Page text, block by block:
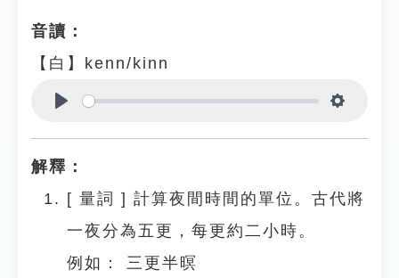
音讀：
【白】kenn/kinn
解釋：
[ 量詞 ] 計算夜間時間的單位。古代將
一夜分為五更，每更約二小時。
例如：
三更半暝